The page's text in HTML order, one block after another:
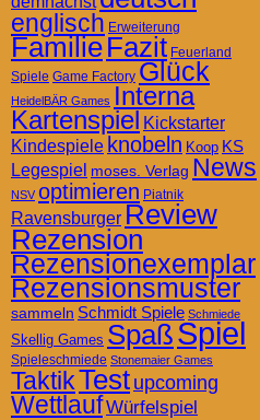
englisch Erweiterung
FamilieFazit Feuerland
Spiele Game Factory Glück
HeidelBÄR Games Interna
Kartenspiel Kickstarter
Kindespiele knobeln Koop KS
Legespiel moses. Verlag News
NSV optimieren Piatnik
RavensburgerReview
Rezension
Rezensionexemplar
Rezensionsmuster
sammeln Schmidt Spiele Schmiede
Skellig Games SpaßSpiel
Spieleschmiede Stonemaier Games
TaktikTest upcoming
WettlaufWürfelspiel